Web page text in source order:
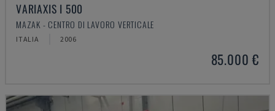
VARIAXIS I 500
MAZAK - CENTRO DI LAVORO VERTICALE
ITALIA 2006
85.000 €